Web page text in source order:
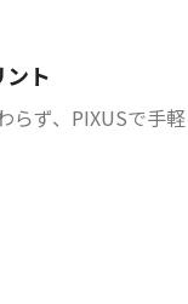
ト
らず、PIXUSで手軽